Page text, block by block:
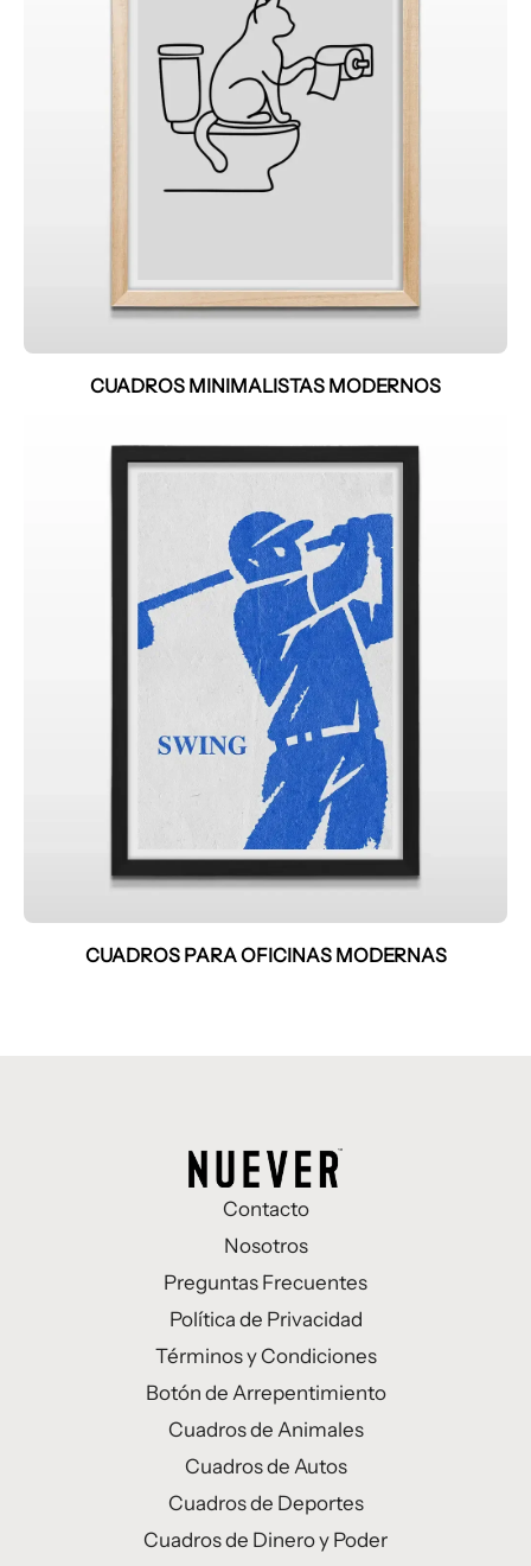
CUADROS MINIMALISTAS MODERNOS
CUADROS PARA OFICINAS MODERNAS
Contacto
Nosotros
Preguntas Frecuentes
Política de Privacidad
Términos y Condiciones
Botón de Arrepentimiento
Cuadros de Animales
Cuadros de Autos
Cuadros de Deportes
Cuadros de Dinero y Poder